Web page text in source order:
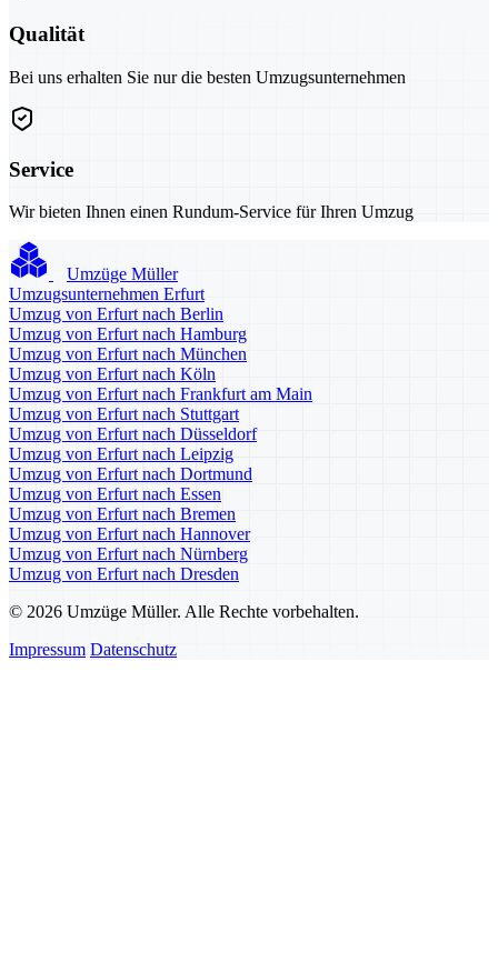
Qualität
Bei uns erhalten Sie nur die besten Umzugsunternehmen
Service
Wir bieten Ihnen einen Rundum-Service für Ihren Umzug
Umzüge Müller
Umzugsunternehmen Erfurt
Umzug von Erfurt nach Berlin
Umzug von Erfurt nach Hamburg
Umzug von Erfurt nach München
Umzug von Erfurt nach Köln
Umzug von Erfurt nach Frankfurt am Main
Umzug von Erfurt nach Stuttgart
Umzug von Erfurt nach Düsseldorf
Umzug von Erfurt nach Leipzig
Umzug von Erfurt nach Dortmund
Umzug von Erfurt nach Essen
Umzug von Erfurt nach Bremen
Umzug von Erfurt nach Hannover
Umzug von Erfurt nach Nürnberg
Umzug von Erfurt nach Dresden
© 2026 Umzüge Müller. Alle Rechte vorbehalten.
Impressum Datenschutz